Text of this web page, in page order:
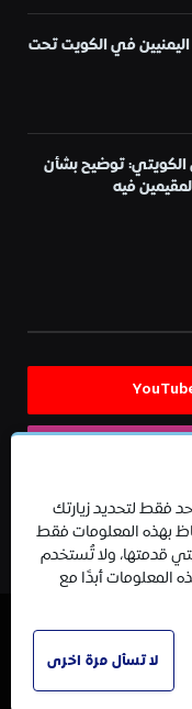
اليمنيين في الكويت تحت
توضيح بشأن
فيه
فقط لتحديد زيارتك
بهذه المعلومات فقط
قدمتها، ولا تُستخدم
المعلومات أبدًا مع
لا تسأل مرة اخرى